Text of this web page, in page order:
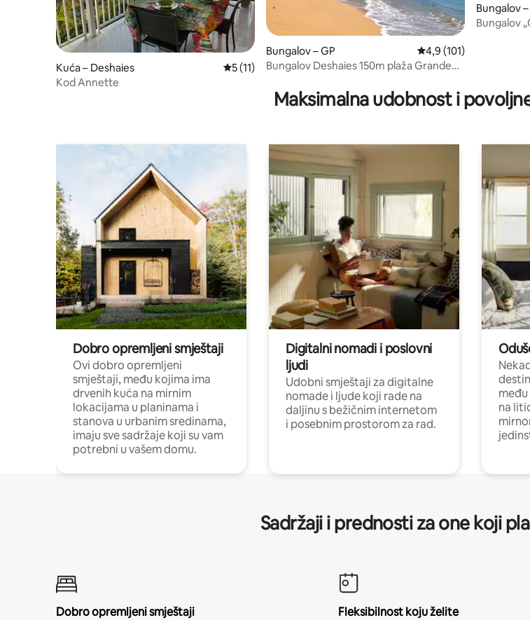
Kuća – Deshaies Prosječna ocjena: 5/5, recenzija: 11
5 (11)
Kod Annette
Bungalov – GP Prosječna ocjena: 4,9/5,
4,9 (101)
Bungalov Deshaies 150m plaža Grande
Bungalov
Bungalov
Maksimalna udobnost i
Dobro opremljeni smještaji
Ovi dobro opremljeni
smještaji, među kojima ima
drvenih kuća na mirnim
lokacijama u planinama i
stanova u urbanim sredinama,
imaju sve sadržaje koji su vam
potrebni u vašem domu.
Digitalni nomadi i poslovni
ljudi
Udobni smještaji za digitalne
nomade i ljude koji rade na
daljinu s bežičnim internetom
i posebnim prostorom za rad.
na
Sadržaji i prednosti za one koji
Dobro opremljeni smještaji
Fleksibilnost koju želite